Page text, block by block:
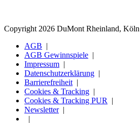
Copyright 2026 DuMont Rheinland, Köln
AGB
AGB Gewinnspiele
Impressum
Datenschutzerklärung
Barrierefreiheit
Cookies & Tracking
Cookies & Tracking PUR
Newsletter